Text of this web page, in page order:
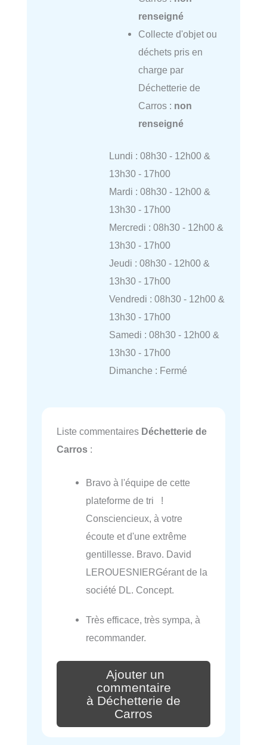
renseigné
Collecte d'objet ou
déchets pris en
charge par
Déchetterie de
Carros : non
renseigné
Lundi : 08h30 - 12h00 &
13h30 - 17h00
Mardi : 08h30 - 12h00 &
13h30 - 17h00
Mercredi : 08h30 - 12h00 &
13h30 - 17h00
Jeudi : 08h30 - 12h00 &
13h30 - 17h00
Vendredi : 08h30 - 12h00 &
13h30 - 17h00
Samedi : 08h30 - 12h00 &
13h30 - 17h00
Dimanche : Fermé
Liste commentaires Déchetterie de
Carros :
Bravo à l'équipe de cette
plateforme de tri !
Consciencieux, à votre
écoute et d'une extrême
gentillesse. Bravo. David
LEROUESNIERGérant de la
société DL. Concept.
Très efficace, très sympa, à
recommander.
Ajouter un
commentaire
à Déchetterie de
Carros